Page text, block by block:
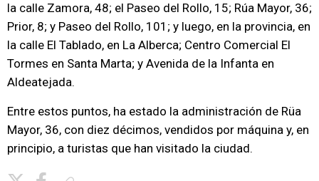
la calle Zamora, 48; el Paseo del Rollo, 15; Rúa Mayor, 36;
Prior, 8; y Paseo del Rollo, 101; y luego, en la provincia, en
la calle El Tablado, en La Alberca; Centro Comercial El
Tormes en Santa Marta; y Avenida de la Infanta en
Aldeatejada.
Entre estos puntos, ha estado la administración de Rüa
Mayor, 36, con diez décimos, vendidos por máquina y, en
principio, a turistas que han visitado la ciudad.